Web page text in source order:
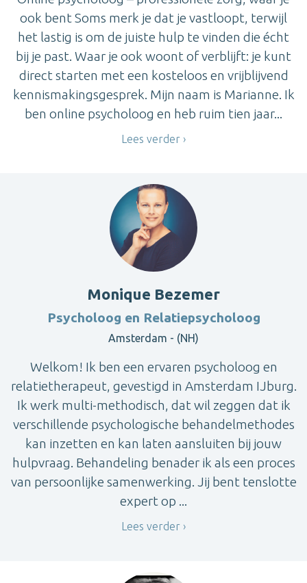
ook bent Soms merk je dat je vastloopt, terwijl
het lastig is om de juiste hulp te vinden die écht
bij je past. Waar je ook woont of verblijft: je kunt
direct starten met een kosteloos en vrijblijvend
kennismakingsgesprek. Mijn naam is Marianne. Ik
ben online psycholoog en heb ruim tien jaar...
Lees verder
Monique Bezemer
Psycholoog en Relatiepsycholoog
Amsterdam - (NH)
Welkom! Ik ben een ervaren psycholoog en
relatietherapeut, gevestigd in Amsterdam IJburg.
Ik werk multi-methodisch, dat wil zeggen dat ik
verschillende psychologische behandelmethodes
kan inzetten en kan laten aansluiten bij jouw
hulpvraag. Behandeling benader ik als een proces
van persoonlijke samenwerking. Jij bent tenslotte
expert op ...
Lees verder